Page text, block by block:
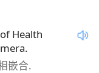
Health
嵌合.